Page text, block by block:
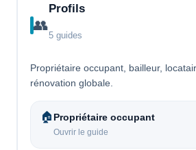
👥
Profils
5 guides
Propriétaire occupant, bailleur,
rénovation globale.
🏠 Propriétaire occupant
Ouvrir le guide